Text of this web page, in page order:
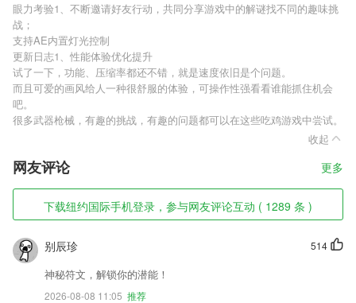
眼力考验1、不断邀请好友行动，共同分享游戏中的解谜找不同的趣味挑
战；
支持AE内置灯光控制
更新日志1、性能体验优化提升
试了一下，功能、压缩率都还不错，就是速度依旧是个问题。
而且可爱的画风给人一种很舒服的体验，可操作性强看看谁能抓住机会
吧。
很多武器枪械，有趣的挑战，有趣的问题都可以在这些吃鸡游戏中尝试。
收起
网友评论 更多
下载纽约国际手机登录，参与网友评论互动 ( 1289 条 )
514
别辰珍
神秘符文，解锁你的潜能！
2026-08-08 11:05 推荐